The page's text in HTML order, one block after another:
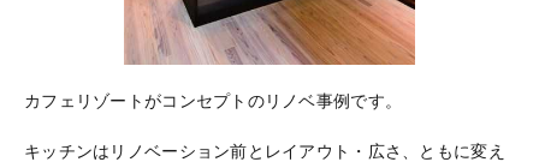
カフェリゾートがコンセプトのリノベ事例です。
キッチンはリノベーション前とレイアウト・広さ、ともに変え